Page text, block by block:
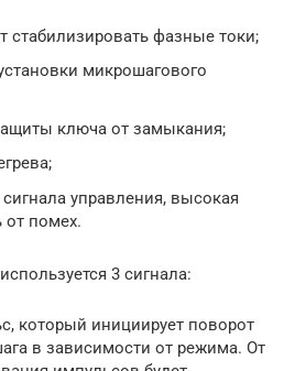
стабилизировать фазные токи;
микрошагового
ключа от замыкания;
управления, высокая
помех.
3 сигнала:
который инициирует поворот
в зависимости от режима. От